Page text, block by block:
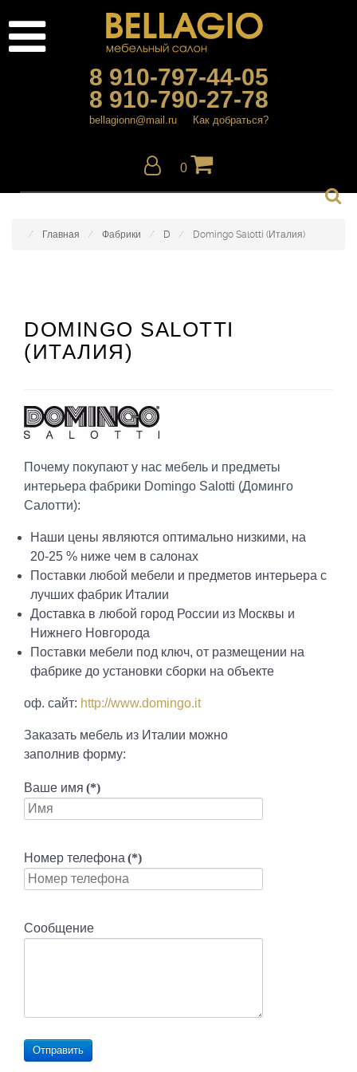
8 910-797-44-05
8 910-790-27-78
bellagionn@mail.ru Как добраться?
0
Главная Фабрики D Domingo Salotti (Италия)
DOMINGO SALOTTI
(ИТАЛИЯ)
Почему покупают у нас мебель и предметы
интерьера фабрики Domingo Salotti (Доминго
Салотти):
Наши цены являются оптимально низкими, на
20-25 % ниже чем в салонах
Поставки любой мебели и предметов интерьера с
лучших фабрик Италии
Доставка в любой город России из Москвы и
Нижнего Новгорода
Поставки мебели под ключ, от размещении на
фабрике до установки сборки на объекте
оф. сайт: http://www.domingo.it
Заказать мебель из Италии можно
заполнив форму:
Ваше имя (*)
Номер телефона (*)
Сообщение
Отправить